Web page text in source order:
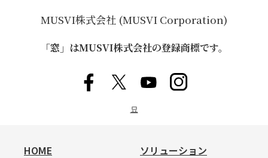
MUSVI株式会社 (MUSVI Corporation)
「窓」はMUSVI株式会社の登録商標です。
묘
HOME ソリューション